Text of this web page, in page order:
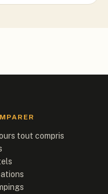
tout compris